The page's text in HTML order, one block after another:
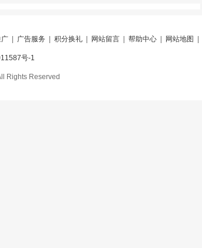
广告服务 积分换礼 网站留言 帮助中心 网站地图
号-1
Rights Reserved